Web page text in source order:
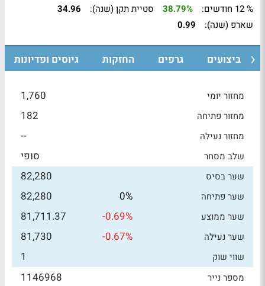
% 12 חודשים:
38.79% סטיית תקן (שנה):
34.96
שארפ (שנה):
0.99
ביצועים גרפים החזקות גיוסים ופדיונות
מחזור יומי 1,760
מחזור פתיחה 182
מחזור נעילה --
שלב מסחר סופי
שער בסיס 82,280
שער פתיחה 0%
82,280
שער ממוצע -0.69%
81,711.37
שער נעילה -0.67%
81,730
שווי שוק 1
מספר נייר 1146968